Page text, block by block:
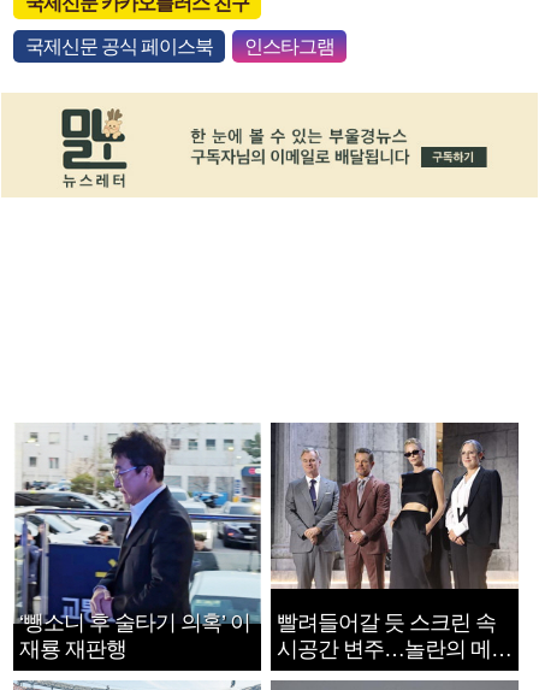
국제신문 공식 페이스북 인스타그램
‘뺑소니 후 술타기 의혹’ 이
재룡 재판행
빨려들어갈 듯 스크린 속
시공간 변주…놀란의 메시
지는 ‘전쟁 속죄’